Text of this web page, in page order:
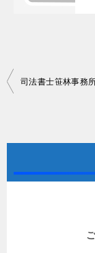
投
ビ
司法書士笹林事務